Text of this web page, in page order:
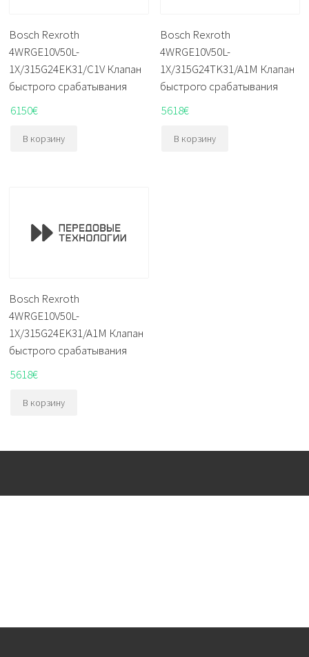
Bosch Rexroth
4WRGE10V50L-
1X/315G24EK31/C1V Клапан
быстрого срабатывания
6150€
В корзину
Bosch Rexroth
4WRGE10V50L-
1X/315G24TK31/A1M Клапан
быстрого срабатывания
5618€
В корзину
Bosch Rexroth
4WRGE10V50L-
1X/315G24EK31/A1M Клапан
быстрого срабатывания
5618€
В корзину